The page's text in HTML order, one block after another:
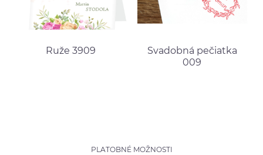
Ruže 3909
Svadobná pečiatka
009
PLATOBNÉ MOŽNOSTI